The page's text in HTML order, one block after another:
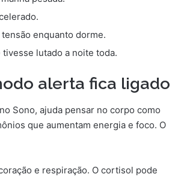
enquanto dorme.
lutado a noite toda.
alerta fica ligado
Sono, ajuda pensar no corpo como
que aumentam energia e foco. O
e respiração. O cortisol pode